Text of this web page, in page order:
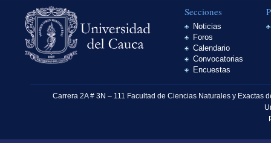
Secciones
Noticias
Foros
Calendario
Convocatorias
Encuestas
Carrera 2A # 3N – 111 Facultad de Ciencias Naturales y